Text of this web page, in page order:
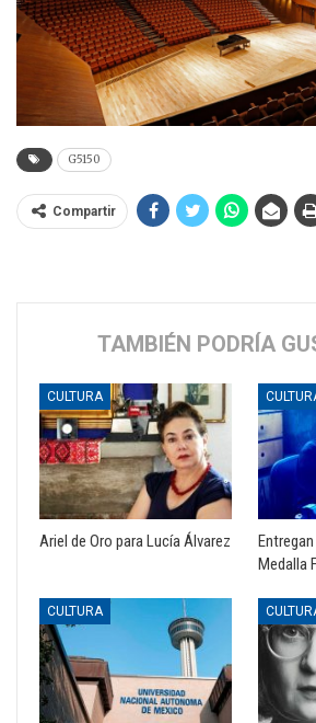
G5150
Compartir
TAMBIÉN PODRÍA
CULTURA
Ariel de Oro para Lucía Álvarez
Medalla
CULTURA